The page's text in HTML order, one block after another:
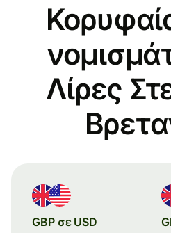
Λίρες
GBP σε USD